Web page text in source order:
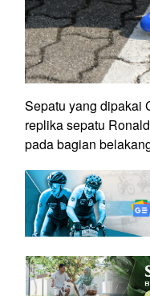
Sepatu yang dipakai
replika sepatu
pada bagian